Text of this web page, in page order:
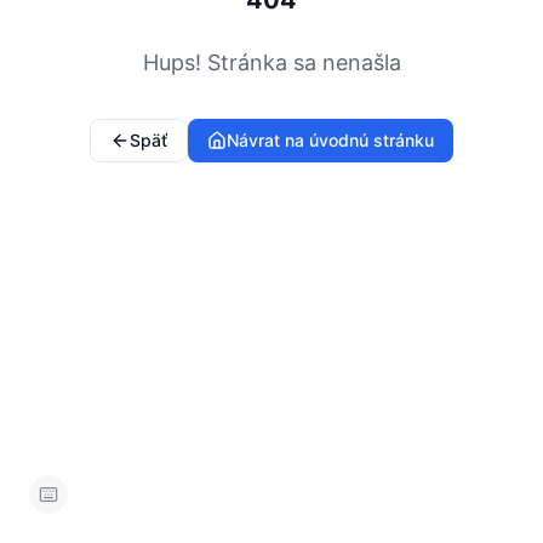
Hups! Stránka sa nenašla
Späť Návrat na úvodnú stránku